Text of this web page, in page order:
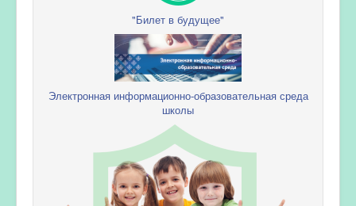
"Билет в будущее"
Электронная информационно-образовательная среда
школы